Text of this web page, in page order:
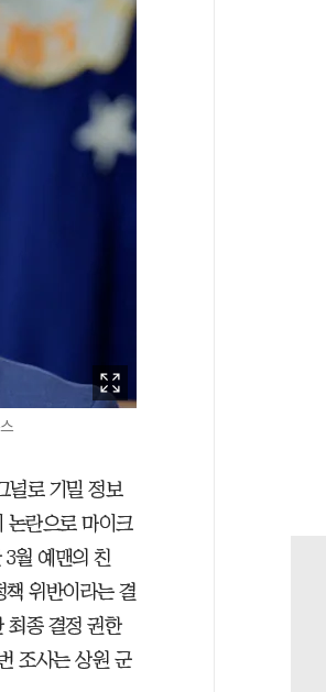
널로 기밀 정보
논란으로 마이크
월 예맨의 친
위반이라는 결
최종 결정 권한
조사는 상원 군